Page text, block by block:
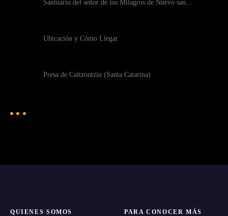
Santuario del señor de los Milagros de Nuevo san…
Ubicación y Cómo Llegar
Presa de Caltzontzin (Santa Catarina)
QUIENES SOMOS PARA CONOCER MÁS